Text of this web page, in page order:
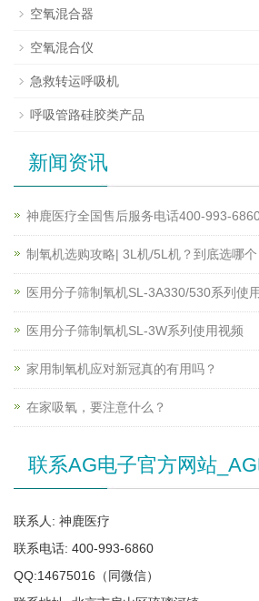
空氧混合器
空氧混合仪
急救转运呼吸机
呼吸管路硅胶类产品
新闻资讯
神鹿医疗全国售后服务电话400-993-
制氧机选购攻略| 3L机/5L机？到底选哪个
医用分子筛制氧机SL-3A330/530系列使
医用分子筛制氧机SL-3W系列使用视频
家用制氧机应对新冠真的有用吗？
在家吸氧，要注意什么？
联系AG电子官方网站
联系人: 神鹿医疗
联系电话: 400-993-6860
QQ:14675016（同微信）